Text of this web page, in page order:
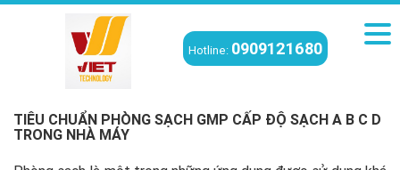
Hotline: 0909121680
Tin tức phòng sạch
Tiêu chuẩn phòng sạch GMP cấp độ
sạch A B C D trong nhà máy
TIÊU CHUẨN PHÒNG SẠCH GMP CẤP ĐỘ SẠCH A B C D
TRONG NHÀ MÁY